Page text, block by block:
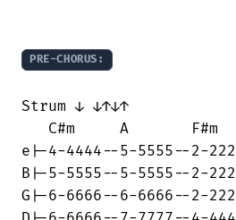
PRE-CHORUS:
Strum ↓ ↓↑↓↑
C#m     A       F#m
e|-4-4444--5-5555--2-
B|-5-5555--5-5555--2-
G|-6-6666--6-6666--2-